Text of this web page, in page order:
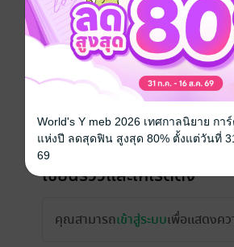
เขียนรีวิวและให้เรตติ้ง
คุณสามารถเข้าสู่ระบบเพื่อแสดงค
World's Y meb 2026 เทศกาลนิยาย กา
แห่งปี ลดสุดฟิน สูงสุด 80% ตั้งแต่วันที่
69